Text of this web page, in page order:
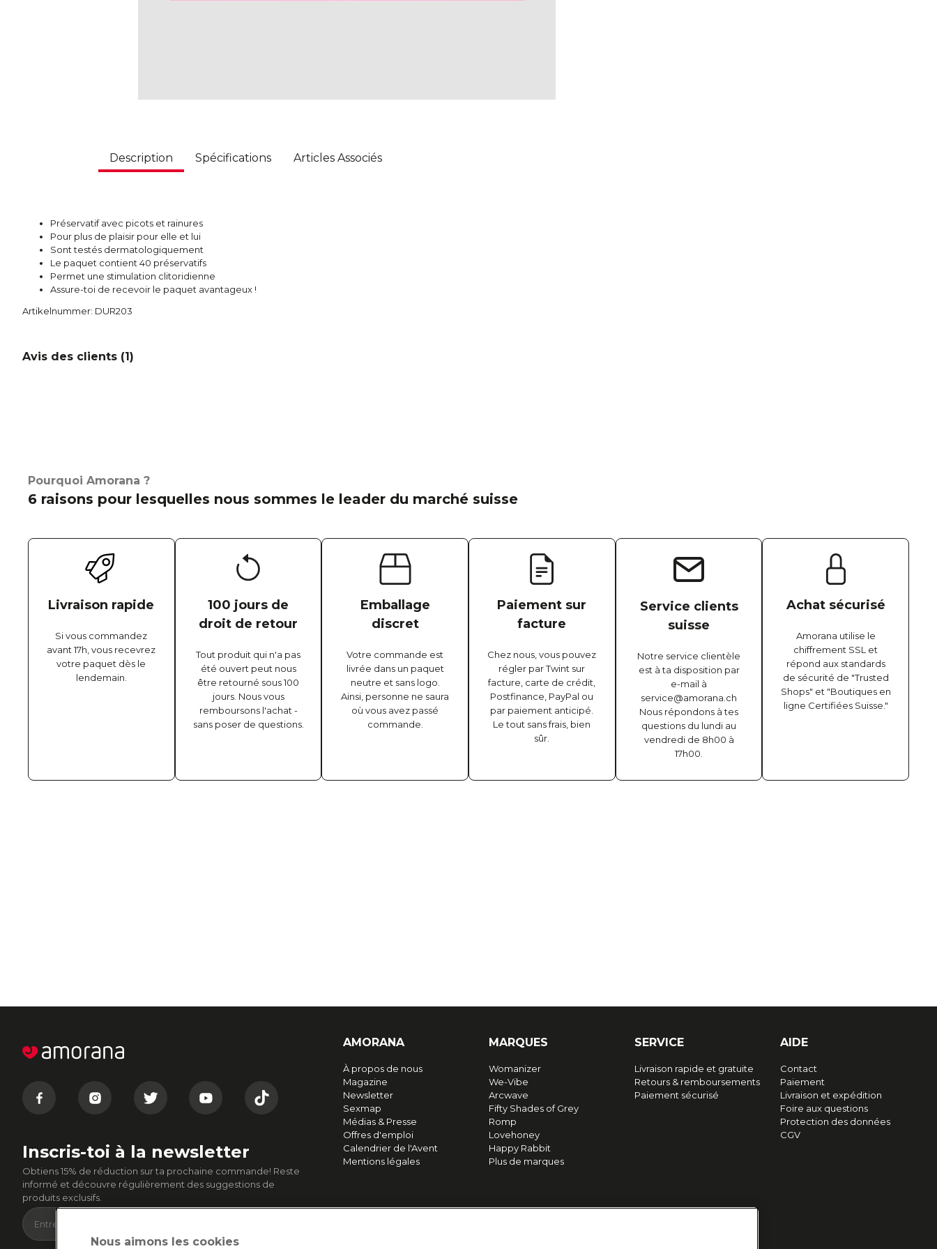
Description Spécifications Articles Associés
Préservatif avec picots et rainures
Pour plus de plaisir pour elle et lui
Sont testés dermatologiquement
Le paquet contient 40 préservatifs
Permet une stimulation clitoridienne
Assure-toi de recevoir le paquet avantageux !
Artikelnummer: DUR203
Avis des clients (1)
Pourquoi Amorana ?
6 raisons pour lesquelles nous sommes le leader du marché suisse
Livraison rapide
Si vous commandez
avant 17h, vous recevrez
votre paquet dès le
lendemain.
100 jours de
droit de retour
Tout produit qui n'a pas
été ouvert peut nous
être retourné sous 100
jours. Nous vous
remboursons l'achat -
sans poser de questions.
Emballage
discret
Votre commande est
livrée dans un paquet
neutre et sans logo.
Ainsi, personne ne saura
où vous avez passé
commande.
Paiement sur
facture
Chez nous, vous pouvez
régler par Twint sur
facture, carte de crédit,
Postfinance, PayPal ou
par paiement anticipé.
Le tout sans frais, bien
sûr.
Service clients
suisse
Notre service clientèle
est à ta disposition par
e-mail à
service@amorana.ch
Nous répondons à tes
questions du lundi au
vendredi de 8h00 à
17h00.
Achat sécurisé
Amorana utilise le
chiffrement SSL et
répond aux standards
de sécurité de "Trusted
Shops" et "Boutiques en
ligne Certifiées Suisse."
Inscris-toi à la newsletter
Obtiens 15% de réduction sur ta prochaine commande! Reste
informé et découvre régulièrement des suggestions de
produits exclusifs.
AMORANA
À propos de nous
Magazine
Newsletter
Sexmap
Médias & Presse
Offres d'emploi
Calendrier de l'Avent
Mentions légales
MARQUES
Womanizer
We-Vibe
Arcwave
Fifty Shades of Grey
Romp
Lovehoney
Happy Rabbit
Plus de marques
SERVICE
Livraison rapide et gratuite
Retours & remboursements
Paiement sécurisé
AIDE
Contact
Paiement
Livraison et expédition
Foire aux questions
Protection des données
CGV
Nous aimons les cookies